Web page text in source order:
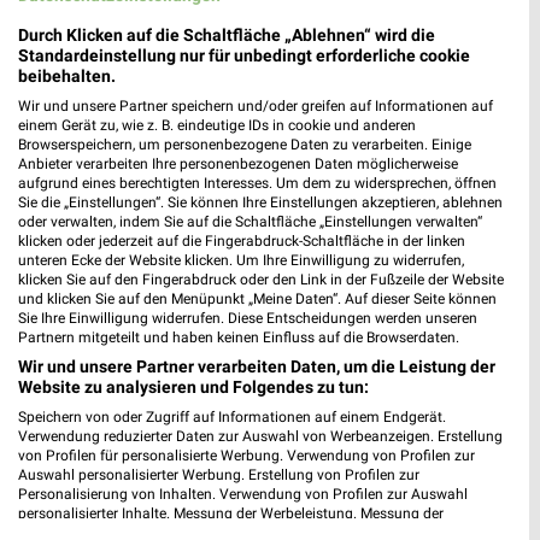
MEHR PROSPEKTE
weekli - Prospekte & Angebote App
Durch Klicken auf die Schaltfläche „Ablehnen“ wird die
Standardeinstellung nur für unbedingt erforderliche cookie
beibehalten.
Wir und unsere Partner speichern und/oder greifen auf Informationen auf
einem Gerät zu, wie z. B. eindeutige IDs in cookie und anderen
Browserspeichern, um personenbezogene Daten zu verarbeiten. Einige
Anbieter verarbeiten Ihre personenbezogenen Daten möglicherweise
aufgrund eines berechtigten Interesses. Um dem zu widersprechen, öffnen
Sie die „Einstellungen“. Sie können Ihre Einstellungen akzeptieren, ablehnen
oder verwalten, indem Sie auf die Schaltfläche „Einstellungen verwalten“
klicken oder jederzeit auf die Fingerabdruck-Schaltfläche in der linken
unteren Ecke der Website klicken. Um Ihre Einwilligung zu widerrufen,
klicken Sie auf den Fingerabdruck oder den Link in der Fußzeile der Website
und klicken Sie auf den Menüpunkt „Meine Daten“. Auf dieser Seite können
Sie Ihre Einwilligung widerrufen. Diese Entscheidungen werden unseren
Partnern mitgeteilt und haben keinen Einfluss auf die Browserdaten.
Wir und unsere Partner verarbeiten Daten, um die Leistung der
Website zu analysieren und Folgendes zu tun:
Speichern von oder Zugriff auf Informationen auf einem Endgerät.
Verwendung reduzierter Daten zur Auswahl von Werbeanzeigen. Erstellung
von Profilen für personalisierte Werbung. Verwendung von Profilen zur
Auswahl personalisierter Werbung. Erstellung von Profilen zur
Personalisierung von Inhalten. Verwendung von Profilen zur Auswahl
personalisierter Inhalte. Messung der Werbeleistung. Messung der